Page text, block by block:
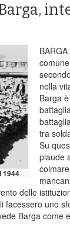
1944
nella
Barga
tra
Su
plaude
delle
facessero uno
Barga come